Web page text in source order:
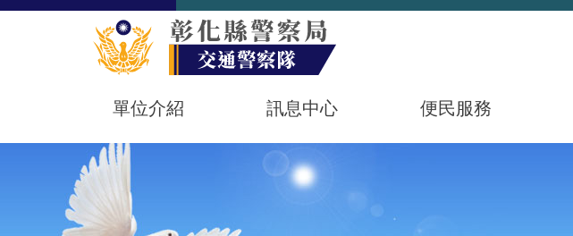
單位介紹 訊息中心 便民服務